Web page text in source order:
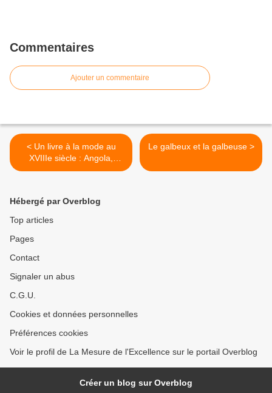
Commentaires
Ajouter un commentaire
< Un livre à la mode au
XVIIIe siècle : Angola,
Histoire indienne.
Le galbeux et la galbeuse >
Hébergé par Overblog
Top articles
Pages
Contact
Signaler un abus
C.G.U.
Cookies et données personnelles
Préférences cookies
Voir le profil de La Mesure de l'Excellence sur le portail Overblog
Créer un blog sur Overblog